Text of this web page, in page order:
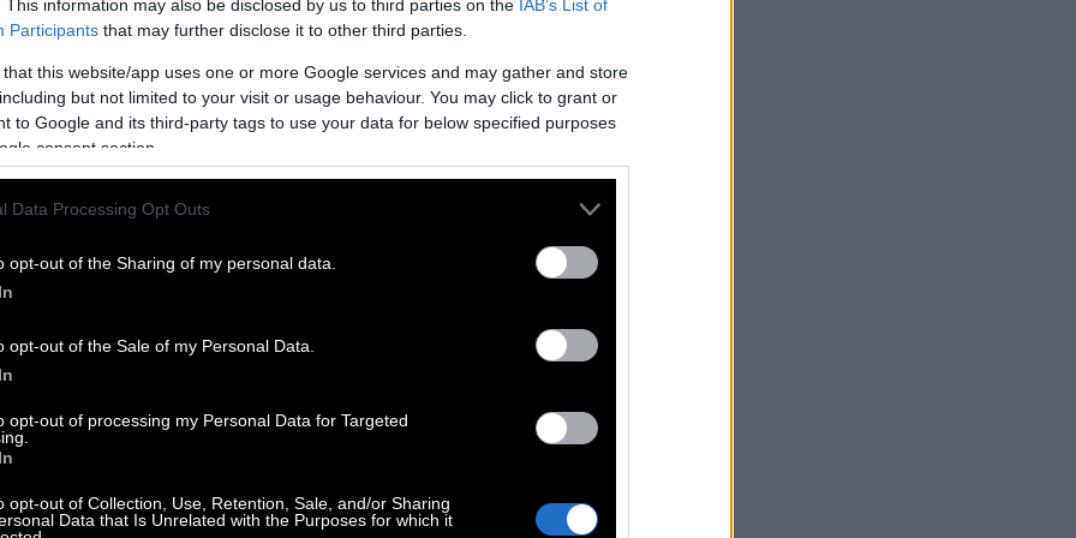
This information may also be disclosed by us to third parties on the IAB’s List of
Participants that may further disclose it to other third parties.
that this website/app uses one or more Google services and may gather and store
but not limited to your visit or usage behaviour. You may click to grant or
to Google and its third-party tags to use your data for below specified purposes
consent section.
Data Processing Opt Outs
opt-out of the Sharing of my personal data.
opt-out of the Sale of my Personal Data.
opt-out of processing my Personal Data for Targeted
opt-out of Collection, Use, Retention, Sale, and/or Sharing
Data that Is Unrelated with the Purposes for which it
ήχους κ.ο.κ.Με άλλα λόγια,
διάσταση στην οποία είμαστε
τώρα τη συνειδητοποιούμε και
σε συνδυασμό με τον υπαινιγμό πως κάτι
μεταξύ των κομβικών παραγόντων που τα
πριν μερικά χρόνια.
, το κανάλι του στο YouTube μετρά
αυτό που εκδηλώθηκε αρχικά ως
πολιτισμικό αποτύπωμα. Φυσικά ο
βίντεο στην εφηβεία του, δεν ήταν ο
σταδιακά, εκείνος άρχισε να
αρχές του 2022, η A24 του πρότεινε να
οθόνη.